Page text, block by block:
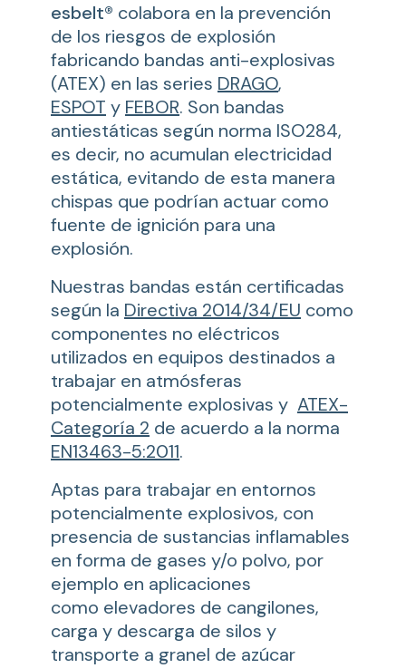
esbelt® colabora en la prevención
de los riesgos de explosión
fabricando bandas anti-explosivas
(ATEX) en las series DRAGO,
ESPOT y FEBOR. Son bandas
antiestáticas según norma ISO284,
es decir, no acumulan electricidad
estática, evitando de esta manera
chispas que podrían actuar como
fuente de ignición para una
explosión.
Nuestras bandas están certificadas
según la Directiva 2014/34/EU como
componentes no eléctricos
utilizados en equipos destinados a
trabajar en atmósferas
potencialmente explosivas y ATEX-
Categoría 2 de acuerdo a la norma
EN13463-5:2011.
Aptas para trabajar en entornos
potencialmente explosivos, con
presencia de sustancias inflamables
en forma de gases y/o polvo, por
ejemplo en aplicaciones
como elevadores de cangilones,
carga y descarga de silos y
transporte a granel de azúcar